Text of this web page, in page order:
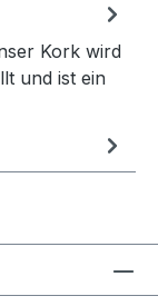
Kork wird
und ist ein